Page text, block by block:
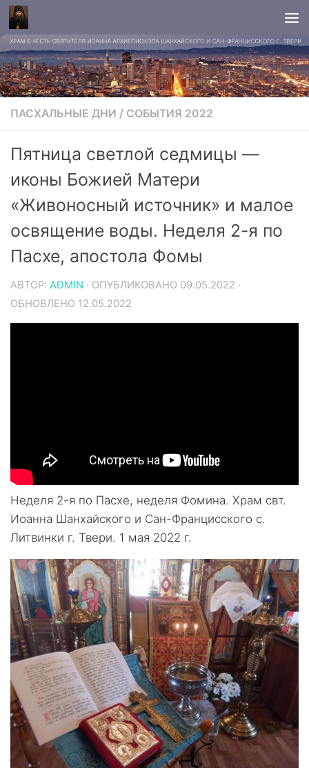
ПАСХАЛЬНЫЕ ДНИ / СОБЫТИЯ 2022
Пятница светлой седмицы —
иконы Божией Матери
«Живоносный источник» и малое
освящение воды. Неделя 2-я по
Пасхе, апостола Фомы
АВТОР: ADMIN · ОПУБЛИКОВАНО 09.05.2022 ·
ОБНОВЛЕНО 12.05.2022
Неделя 2-я по Пасхе, неделя Фомина. Храм свт.
Иоанна Шанхайского и Сан-Францисского с.
Литвинки г. Твери. 1 мая 2022 г.